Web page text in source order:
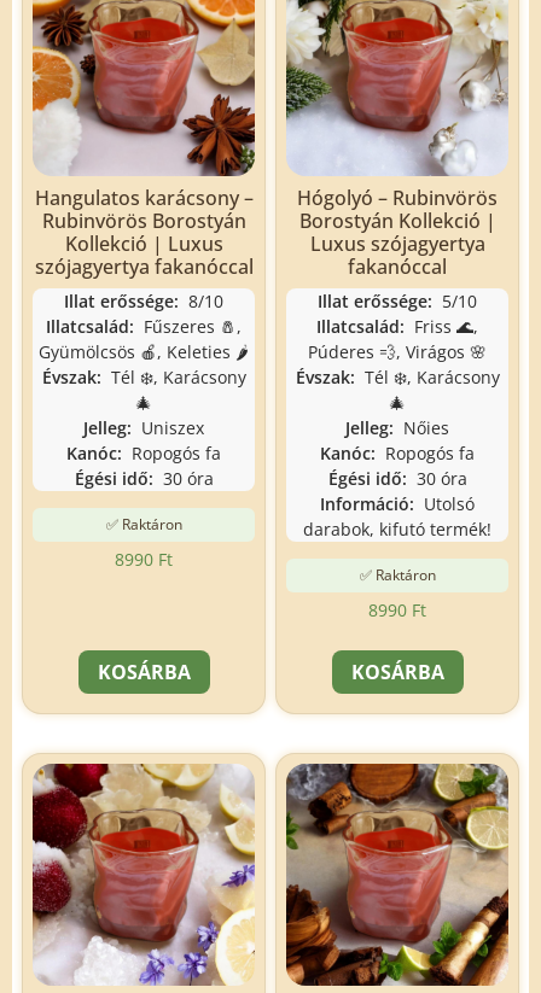
Hangulatos karácsony –
Rubinvörös Borostyán
Kollekció | Luxus
szójagyertya fakanóccal
Illat erőssége: 8/10
Illatcsalád: Fűszeres 🧂,
Gyümölcsös 🍎, Keleties 🌶️
Évszak: Tél ❄️, Karácsony
🎄
Jelleg: Uniszex
Kanóc: Ropogós fa
Égési idő: 30 óra
✅ Raktáron
8990 Ft
KOSÁRBA
Hógolyó – Rubinvörös
Borostyán Kollekció |
Luxus szójagyertya
fakanóccal
Illat erőssége: 5/10
Illatcsalád: Friss 🌊,
Púderes 💨, Virágos 🌸
Évszak: Tél ❄️, Karácsony
🎄
Jelleg: Nőies
Kanóc: Ropogós fa
Égési idő: 30 óra
Információ: Utolsó
darabok, kifutó termék!
✅ Raktáron
8990 Ft
KOSÁRBA